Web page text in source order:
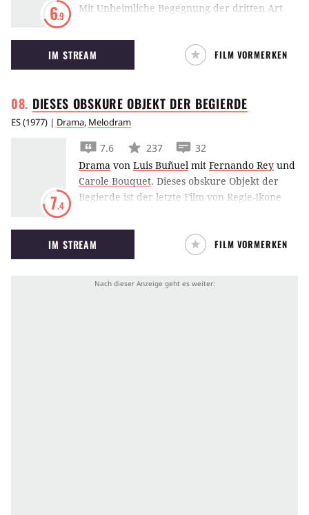
6.9
Mit Unheimliche Begegnung der dritten Art
künstlerischen wie kommerziellen Erfolg,
sondern auch einen Klassiker der (Sci-
Fi-)Filmgeschichte: Kartoffelbrei ist seitdem
IM STREAM FILM VORMERKEN
DIESES OBSKURE OBJEKT DER BEGIERDE
ES(1977) | Drama, Melodram
7.4
7.6 237
32
Drama von Luis Buñuel mit Fernando Rey und
Carole Bouquet. Dieses obskure Objekt der
Begierde ist der letzte Film von Regie-Ikone
jungen Hausmädchen verfällt.
IM STREAM FILM VORMERKEN